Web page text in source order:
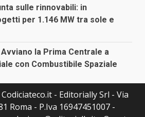
sulle rinnovabili: in
per 1.146 MW tra sole e
Avviano la Prima Centrale a
con Combustibile Spaziale
- Editorially Srl - Via
Roma - P.Iva 16947451007 -